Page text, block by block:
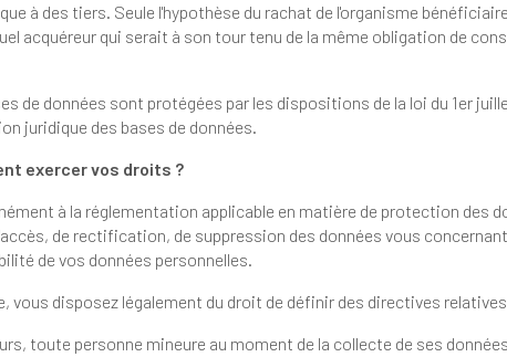
Seule l'hypothèse du rachat de l'organisme bénéficiaire et de ses droits permettrait la transmission des dites informations
obligation de conservation et de modification des données vis-à-vis de l'utilisateur du
données sont protégées par les dispositions de la loi du 1er juillet 1998 transposant la directive 96/9
juridique des bases de données.
exercer vos droits ?
à la réglementation applicable en matière de protection des données personnelles, vous
rectification, de suppression des données vous concernant ainsi que vos droits de limitation et d'opposition au traitement et à
la portabilité de vos données personnelles.